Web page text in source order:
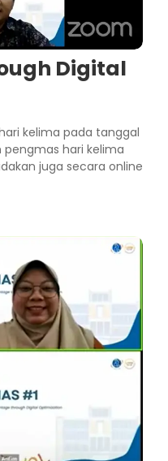
Digital
kelima pada tanggal
pengmas hari kelima
juga secara online